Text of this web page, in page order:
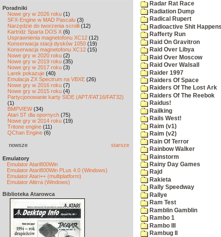
Poradniki
Nowe gry w 2026 roku (1)
SFX-Engine w MAD Pascalu (3)
Narzędzie do tworzenia scrolli (12)
Kartridż Sparta DOS X (6)
Usprawnienia magnetofonu XC12 (12)
Konserwacja stacji dysków 1050 (19)
Konserwacja magnetofonu XC12 (15)
Nowe gry w 2020 roku (2)
Nowe gry w 2019 roku (35)
Nowe gry w 2017 roku (3)
Larek pokazuje (40)
Emulacja ZX Spectrum na VBXE (26)
Nowe gry w 2016 roku (7)
Nowe gry w 2015 roku (4)
Partycjonowanie karty SIDE (APT/FAT16/FAT32)
(1)
BMPVIEW(34)
Atari ST dla opornych (75)
Nowe gry w 2014 roku (19)
Tritone engine (11)
QChan Engine (6)
nowsze starsze
Emulatory
Emulator Atari800Win
Emulator Atari800Win PLus 4.0 (Windows)
Emulator Atari++ (multiplatform)
Emulator Altirra (Windows)
Biblioteka Atarowca
Radar Rat Race
Radiation Dump
Radical Rupert
Radioactive Shit
Rafferty Run
Raid On Gravitron
Raid Over Libya
Raid Over Moscow
Raid Over Walsall
Raider 1997
Raiders Of Space
Raiders Of The Lost Ark
Raiders Of The Reebok
Raidus!
Railking
Rails West!
Raim (v1)
Raim (v2)
Rain Of Terror
Rainbow Walker
Rainstorm
Rainy Day Games
Rajd
Rakieta
Rally Speedway
Rallye
Ram Test
Ramblin Gamblin
Rambo 1
Rambo III
Rambug II